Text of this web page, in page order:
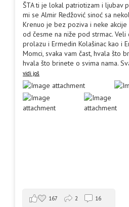
ŠTA ti je lokal patriotizam i ljubav
mi se Almir Redžović sinoć sa
Krenuo je bez poziva i neke akcije
od česme na niže pod strmac.
prolazu i Ermedin Kolašinac kao i
Momci, svaka vam čast, hvala što
hvala što brinete o svima nama.
vidi još
167 2 16